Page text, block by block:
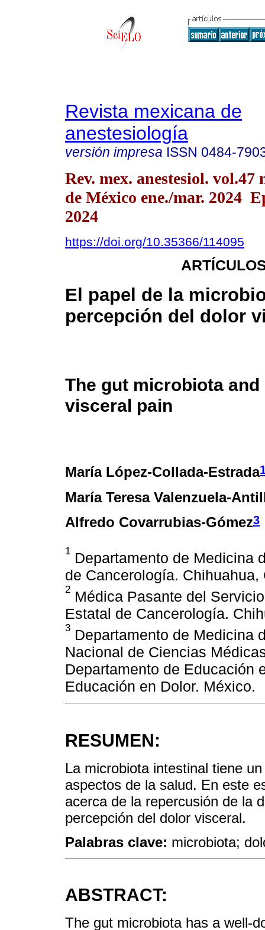
Revista mexicana de
anestesiología
versión impresa ISSN 0484-
Rev. mex. anestesiol. vol.47
de México ene./mar. 2024
2024
https://doi.org/10.35366/114095
El papel de la
percepción del dolor
The gut microbiota
visceral pain
María López-Collada-Estrada
María Teresa Valenzuela-
Alfredo Covarrubias-Gómez3
1 Departamento de Medicina
de Cancerología. Chihuahua,
2 Médica Pasante del
Estatal de Cancerología.
3 Departamento de Medicina
Nacional de Ciencias
Departamento de Educación
Educación en Dolor. México.
RESUMEN:
La microbiota intestinal tiene
aspectos de la salud. En este
acerca de la repercusión de la
percepción del dolor visceral.
Palabras clave: microbiota;
ABSTRACT:
The gut microbiota has a well-